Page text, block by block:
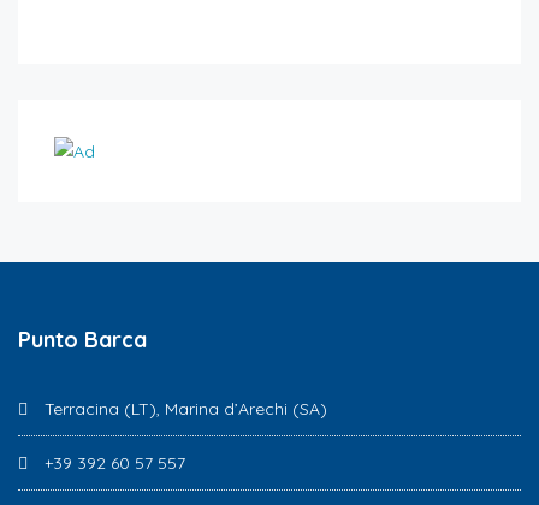
Punto Barca
Terracina (LT), Marina d’Arechi (SA)
+39 392 60 57 557